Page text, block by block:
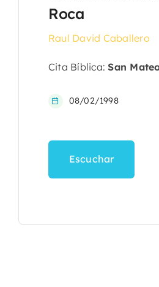
Roca
Raul David Caballero
Cita Bíblica:San
08/02/1998
Escuchar